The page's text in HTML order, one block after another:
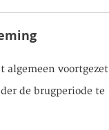
algemeen voortgezet
de brugperiode te